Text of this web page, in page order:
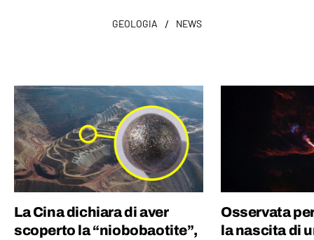
GEOLOGIA / NEWS
La Cina dichiara di aver
scoperto la “niobobaotite”,
Osservata
la nascita di